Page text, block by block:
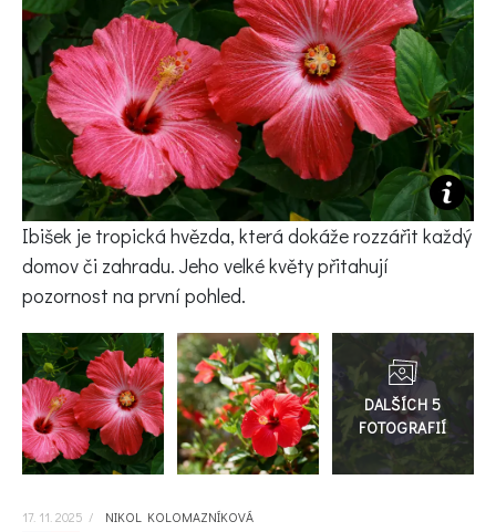
KVÍZY A TESTY
Ibišek je tropická hvězda, která dokáže rozzářit každý
domov či zahradu. Jeho velké květy přitahují
pozornost na první pohled.
Přejít
do
galerie
17. 11. 2025 / NIKOL KOLOMAZNÍKOVÁ